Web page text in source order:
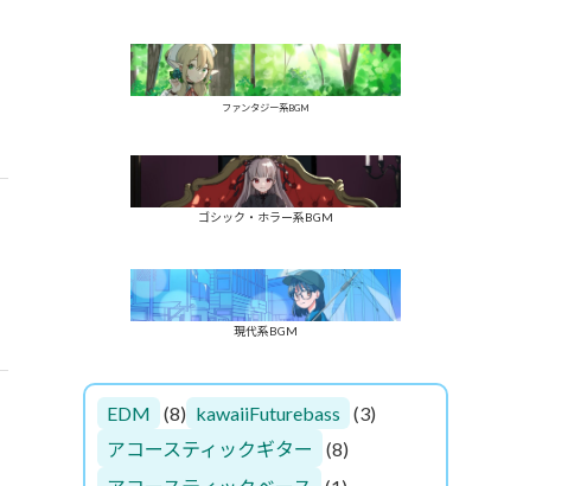
ファンタジー系BGM
ゴシック・ホラー系BGM
現代系BGM
EDM (8) kawaiiFuturebass
(3)
アコースティックギター
(8)